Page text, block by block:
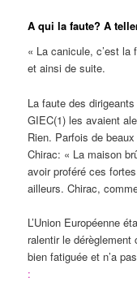
A qui la faute? A
« La canicule, c’est
et ainsi de suite.
La faute des
GIEC(1) les avaient
Rien. Parfois de
Chirac: « La maison
avoir proféré ces
ailleurs. Chirac,
L’Union Européenne
ralentir le
bien fatiguée et n’a
: